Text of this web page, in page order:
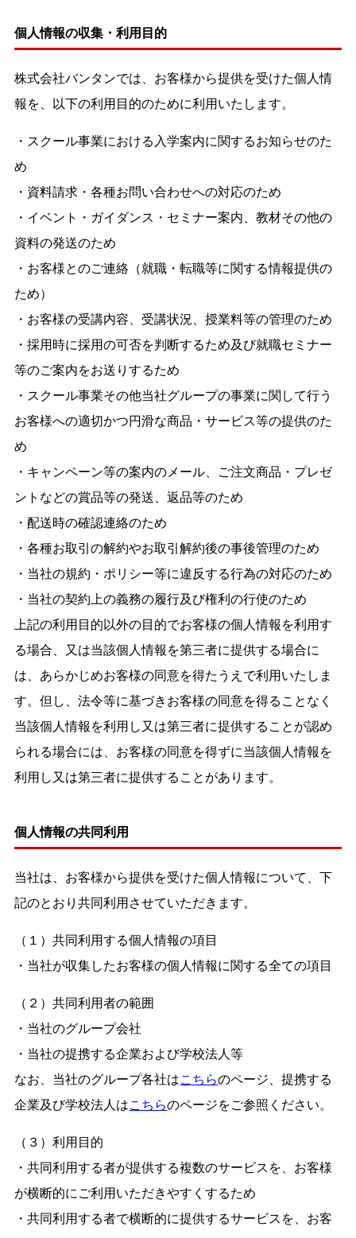
個人情報の収集・利用目的
株式会社バンタンでは、お客様から提供を受けた個人情
報を、以下の利用目的のために利用いたします。
・スクール事業における入学案内に関するお知らせのた
め
・資料請求・各種お問い合わせへの対応のため
・イベント・ガイダンス・セミナー案内、教材その他の
資料の発送のため
・お客様とのご連絡（就職・転職等に関する情報提供の
ため）
・お客様の受講内容、受講状況、授業料等の管理のため
・採用時に採用の可否を判断するため及び就職セミナー
等のご案内をお送りするため
・スクール事業その他当社グループの事業に関して行う
お客様への適切かつ円滑な商品・サービス等の提供のた
め
・キャンペーン等の案内のメール、ご注文商品・プレゼ
ントなどの賞品等の発送、返品等のため
・配送時の確認連絡のため
・各種お取引の解約やお取引解約後の事後管理のため
・当社の規約・ポリシー等に違反する行為の対応のため
・当社の契約上の義務の履行及び権利の行使のため
上記の利用目的以外の目的でお客様の個人情報を利用す
る場合、又は当該個人情報を第三者に提供する場合に
は、あらかじめお客様の同意を得たうえで利用いたしま
す。但し、法令等に基づきお客様の同意を得ることなく
当該個人情報を利用し又は第三者に提供することが認め
られる場合には、お客様の同意を得ずに当該個人情報を
利用し又は第三者に提供することがあります。
個人情報の共同利用
当社は、お客様から提供を受けた個人情報について、下
記のとおり共同利用させていただきます。
（１）共同利用する個人情報の項目
・当社が収集したお客様の個人情報に関する全ての項目
（２）共同利用者の範囲
・当社のグループ会社
・当社の提携する企業および学校法人等
なお、当社のグループ各社はこちらのページ、提携する
企業及び学校法人はこちらのページをご参照ください。
（３）利用目的
・共同利用する者が提供する複数のサービスを、お客様
が横断的にご利用いただきやすくするため
・共同利用する者で横断的に提供するサービスを、お客